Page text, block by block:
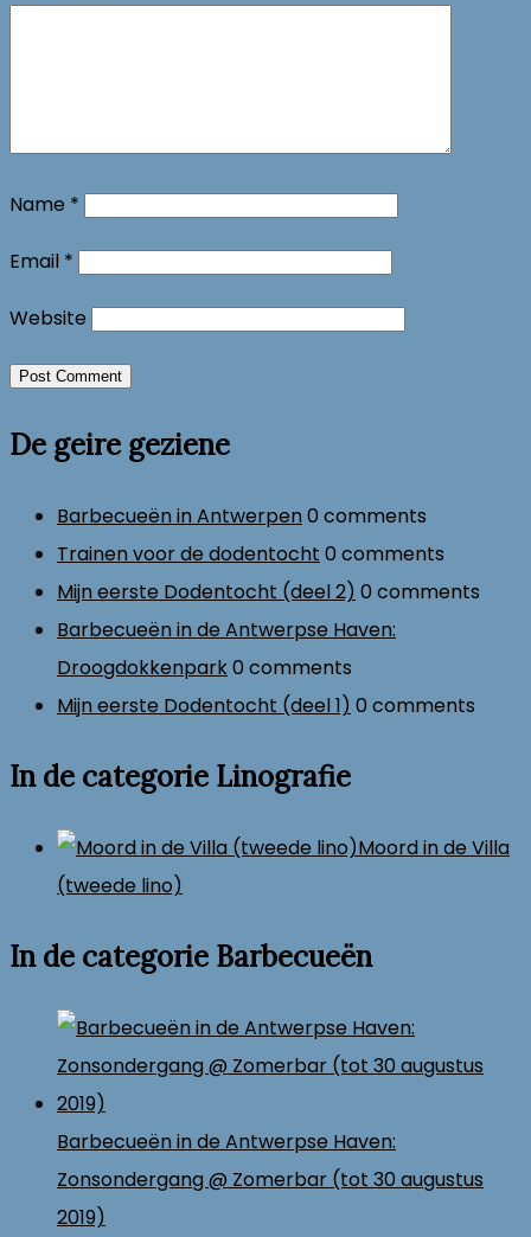
Name *
Email *
Website
De geire geziene
Barbecueën in Antwerpen0 comments
Trainen voor de dodentocht 0 comments
Mijn eerste Dodentocht (deel 2) 0 comments
Barbecueën in de Antwerpse Haven:
Droogdokkenpark0 comments
Mijn eerste Dodentocht (deel 1) 0 comments
In de categorie Linografie
Moord in de Villa
(tweede lino)
In de categorie Barbecueën
Barbecueën in de Antwerpse Haven:
Zonsondergang @ Zomerbar (tot 30 augustus
2019)